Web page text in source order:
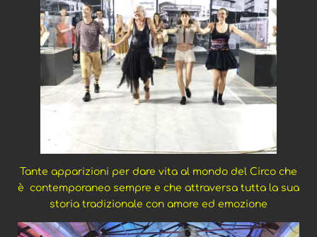
Tante apparizioni per dare vita al mondo del Circo che
è contemporaneo sempre e che attraversa tutta la sua
storia tradizionale con amore ed emozione